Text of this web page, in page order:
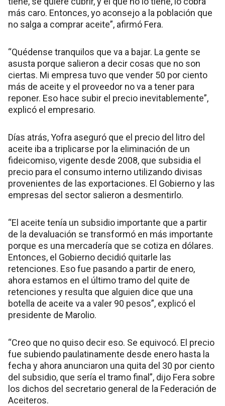
más caro. Entonces, yo aconsejo a la población que
no salga a comprar aceite”, afirmó Fera.
“Quédense tranquilos que va a bajar. La gente se
asusta porque salieron a decir cosas que no son
ciertas. Mi empresa tuvo que vender 50 por ciento
más de aceite y el proveedor no va a tener para
reponer. Eso hace subir el precio inevitablemente”,
explicó el empresario.
Días atrás, Yofra aseguró que el precio del litro del
aceite iba a triplicarse por la eliminación de un
fideicomiso, vigente desde 2008, que subsidia el
precio para el consumo interno utilizando divisas
provenientes de las exportaciones. El Gobierno y las
empresas del sector salieron a desmentirlo.
“El aceite tenía un subsidio importante que a partir
de la devaluación se transformó en más importante
porque es una mercadería que se cotiza en dólares.
Entonces, el Gobierno decidió quitarle las
retenciones. Eso fue pasando a partir de enero,
ahora estamos en el último tramo del quite de
retenciones y resulta que alguien dice que una
botella de aceite va a valer 90 pesos”, explicó el
presidente de Marolio.
“Creo que no quiso decir eso. Se equivocó. El precio
fue subiendo paulatinamente desde enero hasta la
fecha y ahora anunciaron una quita del 30 por ciento
del subsidio, que sería el tramo final”, dijo Fera sobre
los dichos del secretario general de la Federación de
Aceiteros.